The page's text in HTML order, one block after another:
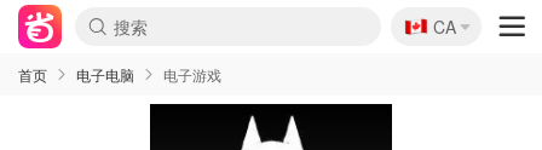
🇨🇦
CA
首页 电子电脑 电子游戏